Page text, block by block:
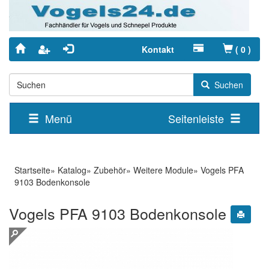
Kontakt ( 0 )
Suchen
Menü Seitenleiste
Startseite» Katalog» Zubehör» Weitere Module» Vogels PFA
9103 Bodenkonsole
Vogels PFA 9103 Bodenkonsole